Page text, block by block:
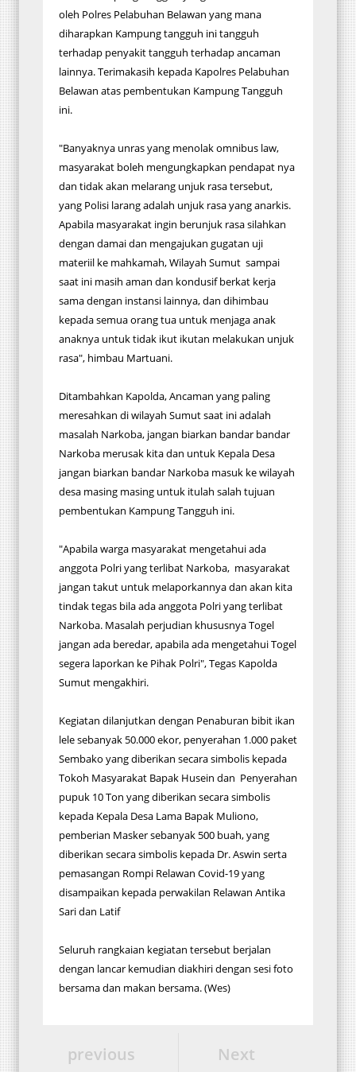
oleh Polres Pelabuhan Belawan yang mana
diharapkan Kampung tangguh ini tangguh
terhadap penyakit tangguh terhadap ancaman
lainnya. Terimakasih kepada Kapolres Pelabuhan
Belawan atas pembentukan Kampung Tangguh
ini.
"Banyaknya unras yang menolak omnibus law,
masyarakat boleh mengungkapkan pendapat nya
dan tidak akan melarang unjuk rasa tersebut,
yang Polisi larang adalah unjuk rasa yang anarkis.
Apabila masyarakat ingin berunjuk rasa silahkan
dengan damai dan mengajukan gugatan uji
materiil ke mahkamah, Wilayah Sumut sampai
saat ini masih aman dan kondusif berkat kerja
sama dengan instansi lainnya, dan dihimbau
kepada semua orang tua untuk menjaga anak
anaknya untuk tidak ikut ikutan melakukan unjuk
rasa", himbau Martuani.
Ditambahkan Kapolda, Ancaman yang paling
meresahkan di wilayah Sumut saat ini adalah
masalah Narkoba, jangan biarkan bandar bandar
Narkoba merusak kita dan untuk Kepala Desa
jangan biarkan bandar Narkoba masuk ke wilayah
desa masing masing untuk itulah salah tujuan
pembentukan Kampung Tangguh ini.
"Apabila warga masyarakat mengetahui ada
anggota Polri yang terlibat Narkoba, masyarakat
jangan takut untuk melaporkannya dan akan kita
tindak tegas bila ada anggota Polri yang terlibat
Narkoba. Masalah perjudian khususnya Togel
jangan ada beredar, apabila ada mengetahui Togel
segera laporkan ke Pihak Polri", Tegas Kapolda
Sumut mengakhiri.
Kegiatan dilanjutkan dengan Penaburan bibit ikan
lele sebanyak 50.000 ekor, penyerahan 1.000 paket
Sembako yang diberikan secara simbolis kepada
Tokoh Masyarakat Bapak Husein dan Penyerahan
pupuk 10 Ton yang diberikan secara simbolis
kepada Kepala Desa Lama Bapak Muliono,
pemberian Masker sebanyak 500 buah, yang
diberikan secara simbolis kepada Dr. Aswin serta
pemasangan Rompi Relawan Covid-19 yang
disampaikan kepada perwakilan Relawan Antika
Sari dan Latif
Seluruh rangkaian kegiatan tersebut berjalan
dengan lancar kemudian diakhiri dengan sesi foto
bersama dan makan bersama. (Wes)
Next
previous